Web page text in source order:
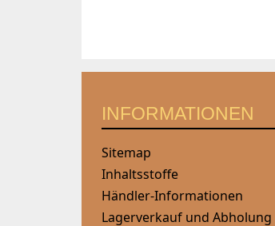
INFORMATIONEN
Sitemap
Inhaltsstoffe
Händler-Informationen
Lagerverkauf und Abholung